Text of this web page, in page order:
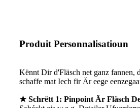
Produit Personnalisatioun
Kënnt Dir d'Fläsch net ganz fannen,
schaffe mat Iech fir Är eege
★ Schrëtt 1: Pinpoint Är Fläsch